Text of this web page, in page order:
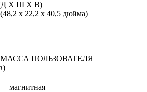
X Ш X В)
x 22,2 x 40,5 дюйма)
ПОЛЬЗОВАТЕЛЯ
магнитная